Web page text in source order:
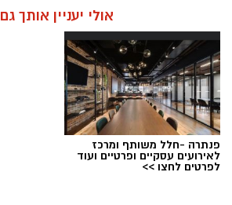
תגים:אבל
אולי יעניין אותך גם
פנתרה -חלל משותף ומרכז
לאירועים עסקיים ופרטיים ועוד
לפרטים לחצו >>